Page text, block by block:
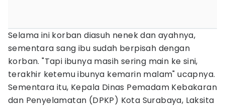
Selama ini korban diasuh nenek dan ayahnya,
sementara sang ibu sudah berpisah dengan
korban. "Tapi ibunya masih sering main ke sini,
terakhir ketemu ibunya kemarin malam" ucapnya.
Sementara itu, Kepala Dinas Pemadam Kebakaran
dan Penyelamatan (DPKP) Kota Surabaya, Laksita